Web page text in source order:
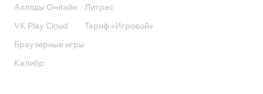
Аллоды Онлайн
VK Play Cloud
Браузерные игры
Калибр
Литрес
Тариф «Игровой»